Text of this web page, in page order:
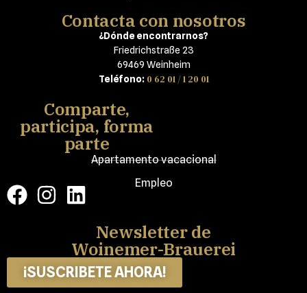
Contacta con nosotros
¿Dónde encontrarnos?
Friedrichstraße 23
69469 Weinheim
Teléfono: 0 62 01 / 1 20 01
Comparte,
participa, forma
parte
Apartamento vacacional
Empleo
Newsletter de
Woinemer-Brauerei
¡SUSCRIBETE AHORA!